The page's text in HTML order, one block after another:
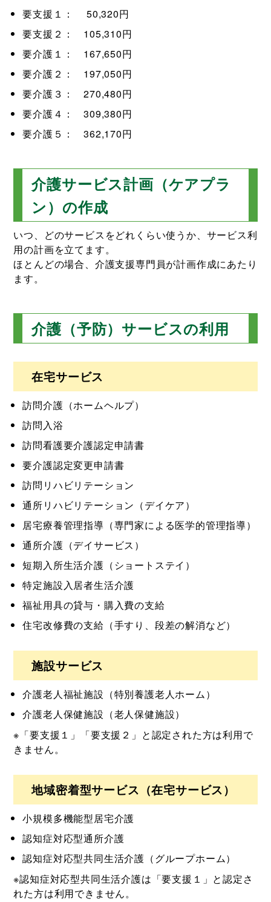
要支援１： 50,320円
要支援２： 105,310円
要介護１： 167,650円
要介護２： 197,050円
要介護３： 270,480円
要介護４： 309,380円
要介護５： 362,170円
介護サービス計画（ケアプラ
ン）の作成
いつ、どのサービスをどれくらい使うか、サービス利
用の計画を立てます。
ほとんどの場合、介護支援専門員が計画作成にあたり
ます。
介護（予防）サービスの利用
在宅サービス
訪問介護（ホームヘルプ）
訪問入浴
訪問看護要介護認定申請書
要介護認定変更申請書
訪問リハビリテーション
通所リハビリテーション（デイケア）
居宅療養管理指導（専門家による医学的管理指導）
通所介護（デイサービス）
短期入所生活介護（ショートステイ）
特定施設入居者生活介護
福祉用具の貸与・購入費の支給
住宅改修費の支給（手すり、段差の解消など）
施設サービス
介護老人福祉施設（特別養護老人ホーム）
介護老人保健施設（老人保健施設）
※「要支援１」「要支援２」と認定された方は利用で
きません。
地域密着型サービス（在宅サービス）
小規模多機能型居宅介護
認知症対応型通所介護
認知症対応型共同生活介護（グループホーム）
※認知症対応型共同生活介護は「要支援１」と認定さ
れた方は利用できません。